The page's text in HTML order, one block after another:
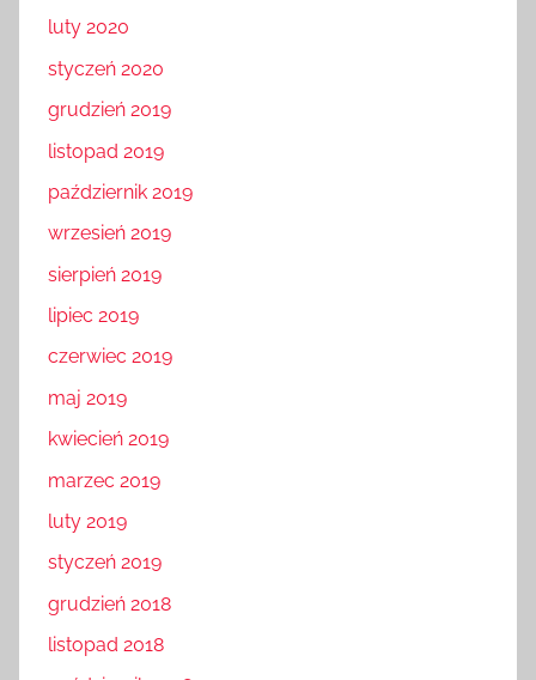
luty 2020
styczeń 2020
grudzień 2019
listopad 2019
październik 2019
wrzesień 2019
sierpień 2019
lipiec 2019
czerwiec 2019
maj 2019
kwiecień 2019
marzec 2019
luty 2019
styczeń 2019
grudzień 2018
listopad 2018